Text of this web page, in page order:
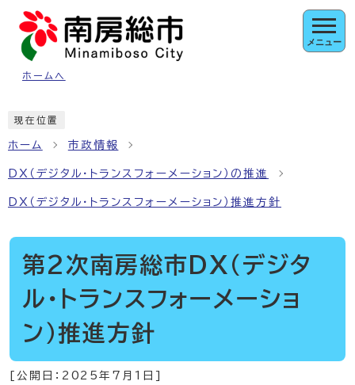
ページの先頭です
ホームへ
メニュー
現在位置
ホーム 市政情報
DX（デジタル・トランスフォーメーション）の推進
DX（デジタル・トランスフォーメーション）推進方針
第2次南房総市DX（デジタ
ル・トランスフォーメーショ
ン）推進方針
[公開日： 2025年7月1日